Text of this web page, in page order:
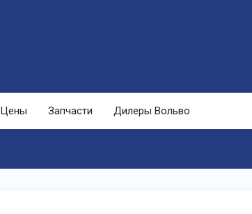
Цены Запчасти Дилеры Вольво